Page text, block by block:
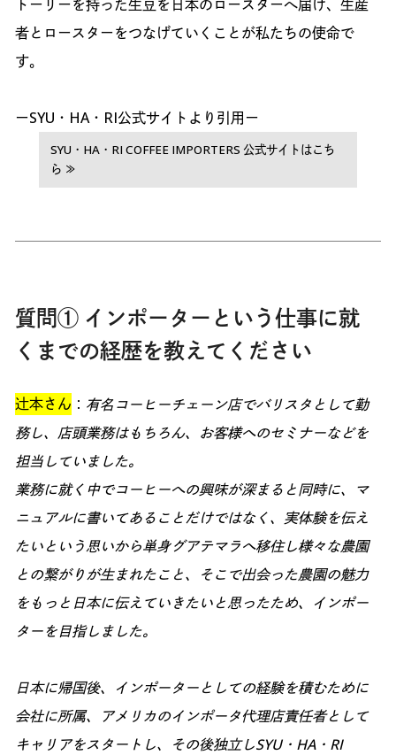
トーリーを持った生豆を日本のロースターへ届け、生産
者とロースターをつなげていくことが私たちの使命で
す。
ーSYU・HA・RI公式サイトより引用ー
SYU・HA・RI COFFEE IMPORTERS 公式サイトはこち
ら ≫
質問① インポーターという仕事に就
くまでの経歴を教えてください
辻本さん ： 有名コーヒーチェーン店でバリスタとして勤
務し、店頭業務はもちろん、お客様へのセミナーなどを
担当していました。
業務に就く中でコーヒーへの興味が深まると同時に、マ
ニュアルに書いてあることだけではなく、実体験を伝え
たいという思いから単身グアテマラへ移住し様々な農園
との繋がりが生まれたこと、そこで出会った農園の魅力
をもっと日本に伝えていきたいと思ったため、インポー
ターを目指しました。
日本に帰国後、インポーターとしての経験を積むために
会社に所属、アメリカのインポータ代理店責任者として
キャリアをスタートし、その後独立しSYU・HA・RI